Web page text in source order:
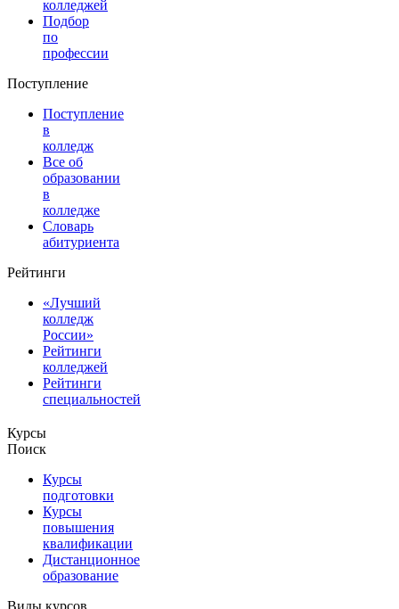
колледжей
Подбор
по
профессии
Поступление
Поступление
в
колледж
Все об
образовании
в
колледже
Словарь
абитуриента
Рейтинги
«Лучший
колледж
России»
Рейтинги
колледжей
Рейтинги
специальностей
Курсы
Поиск
Курсы
подготовки
Курсы
повышения
квалификации
Дистанционное
образование
Виды курсов